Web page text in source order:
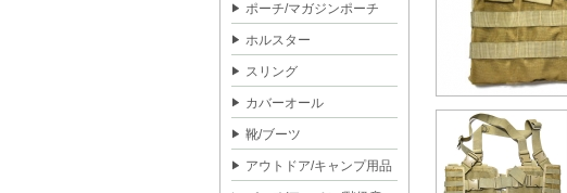
ポーチ/マガジンポーチ
ホルスター
スリング
カバーオール
靴/ブーツ
アウトドア/キャンプ用品